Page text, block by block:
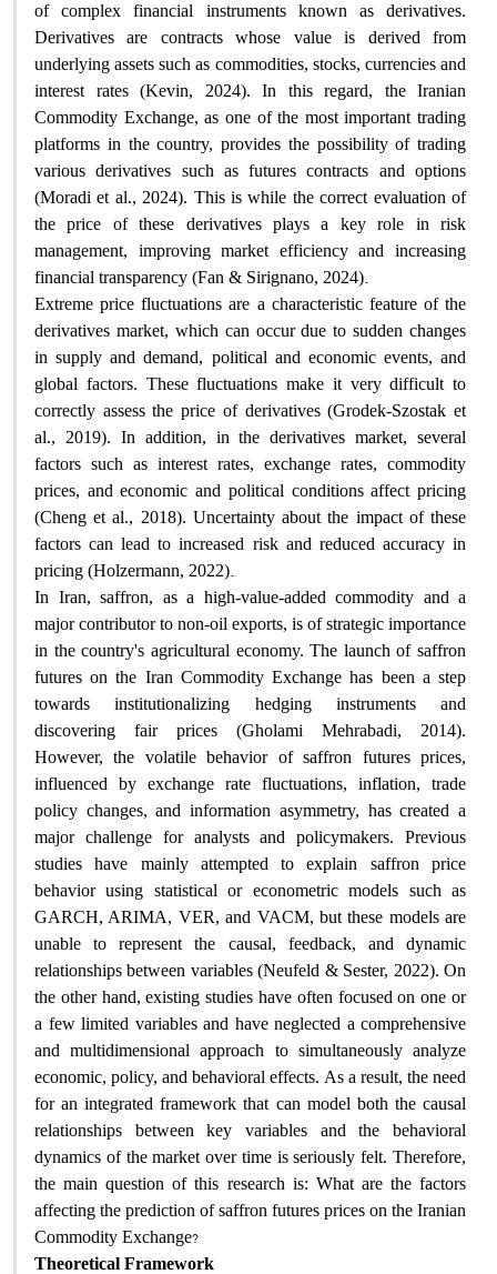
of complex financial instruments known as derivatives.
Derivatives are contracts whose value is derived from
underlying assets such as commodities, stocks, currencies and
interest rates (Kevin, 2024). In this regard, the Iranian
Commodity Exchange, as one of the most important trading
platforms in the country, provides the possibility of trading
various derivatives such as futures contracts and options
(Moradi et al., 2024). This is while the correct evaluation of
the price of these derivatives plays a key role in risk
management, improving market efficiency and increasing
financial transparency (Fan & Sirignano, 2024).
Extreme price fluctuations are a characteristic feature of the
derivatives market, which can occur due to sudden changes
in supply and demand, political and economic events, and
global factors. These fluctuations make it very difficult to
correctly assess the price of derivatives (Grodek-Szostak et
al., 2019). In addition, in the derivatives market, several
factors such as interest rates, exchange rates, commodity
prices, and economic and political conditions affect pricing
(Cheng et al., 2018). Uncertainty about the impact of these
factors can lead to increased risk and reduced accuracy in
pricing (Holzermann, 2022).
In Iran, saffron, as a high-value-added commodity and a
major contributor to non-oil exports, is of strategic importance
in the country's agricultural economy. The launch of saffron
futures on the Iran Commodity Exchange has been a step
towards institutionalizing hedging instruments and
discovering fair prices (Gholami Mehrabadi, 2014).
However, the volatile behavior of saffron futures prices,
influenced by exchange rate fluctuations, inflation, trade
policy changes, and information asymmetry, has created a
major challenge for analysts and policymakers. Previous
studies have mainly attempted to explain saffron price
behavior using statistical or econometric models such as
GARCH, ARIMA, VER, and VACM, but these models are
unable to represent the causal, feedback, and dynamic
relationships between variables (Neufeld & Sester, 2022). On
the other hand, existing studies have often focused on one or
a few limited variables and have neglected a comprehensive
and multidimensional approach to simultaneously analyze
economic, policy, and behavioral effects. As a result, the need
for an integrated framework that can model both the causal
relationships between key variables and the behavioral
dynamics of the market over time is seriously felt. Therefore,
the main question of this research is: What are the factors
affecting the prediction of saffron futures prices on the Iranian
Commodity Exchange?
Theoretical Framework